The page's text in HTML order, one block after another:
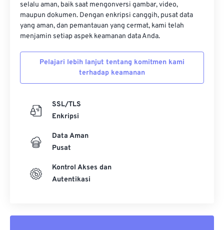
selalu aman, baik saat mengonversi gambar, video,
maupun dokumen. Dengan enkripsi canggih, pusat data
yang aman, dan pemantauan yang cermat, kami telah
menjamin setiap aspek keamanan data Anda.
Pelajari lebih lanjut tentang komitmen kami
terhadap keamanan
SSL/TLS
Enkripsi
Data Aman
Pusat
Kontrol Akses dan
Autentikasi